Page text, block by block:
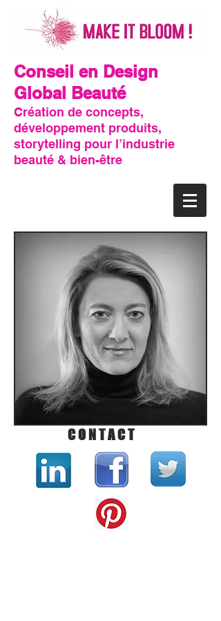
Conseil en Design
Global Beauté
Création de concepts,
développement produits,
storytelling pour l’industrie
beauté & bien-être
CONTACT